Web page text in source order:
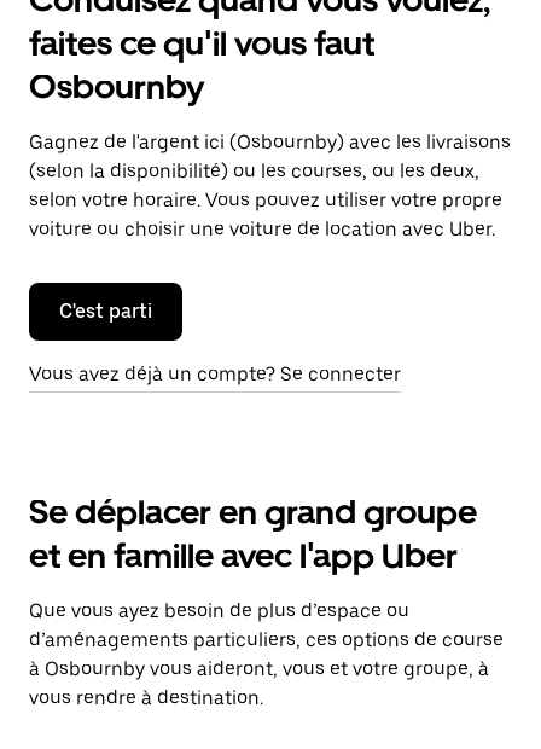
faites ce qu'il vous faut
Osbournby
Gagnez de l'argent ici (Osbournby) avec les livraisons
(selon la disponibilité) ou les courses, ou les deux,
selon votre horaire. Vous pouvez utiliser votre propre
voiture ou choisir une voiture de location avec Uber.
C'est parti
Vous avez déjà un compte? Se connecter
Se déplacer en grand groupe
et en famille avec l'app Uber
Que vous ayez besoin de plus d’espace ou
d’aménagements particuliers, ces options de course
à Osbournby vous aideront, vous et votre groupe, à
vous rendre à destination.